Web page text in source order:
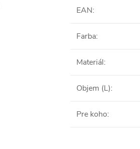
EAN:
Farba:
Materiál:
Objem (L):
Pre koho: